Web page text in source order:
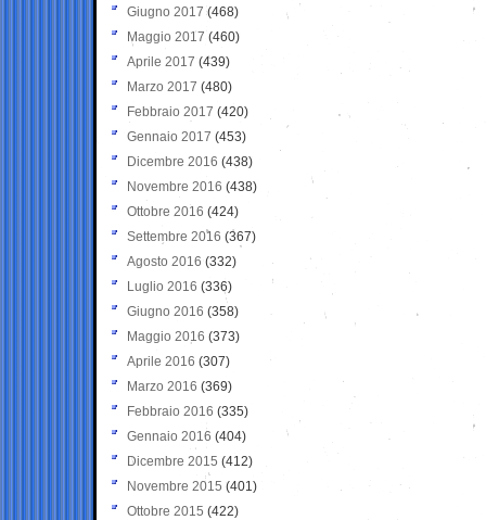
Giugno 2017 (468)
Maggio 2017 (460)
Aprile 2017 (439)
Marzo 2017 (480)
Febbraio 2017 (420)
Gennaio 2017 (453)
Dicembre 2016 (438)
Novembre 2016 (438)
Ottobre 2016 (424)
Settembre 2016 (367)
Agosto 2016 (332)
Luglio 2016 (336)
Giugno 2016 (358)
Maggio 2016 (373)
Aprile 2016 (307)
Marzo 2016 (369)
Febbraio 2016 (335)
Gennaio 2016 (404)
Dicembre 2015 (412)
Novembre 2015 (401)
Ottobre 2015 (422)